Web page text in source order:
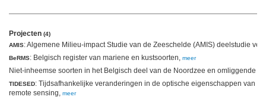
Projecten (4)
AMIS: Algemene Milieu-impact Studie van de Zeeschelde (AMIS) deelstudie
BeRMS: Belgisch register van mariene en kustsoorten, meer
Niet-inheemse soorten in het Belgisch deel van de Noordzee en omliggende
TIDESED: Tijdsafhankelijke veranderingen in de optische eigenschappen van
remote sensing,
meer